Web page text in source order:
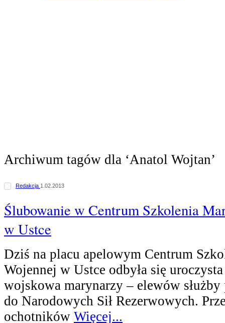
Archiwum tagów dla ‘Anatol Wojtan’
Redakcja 1.02.2013
Ślubowanie w Centrum Szkolenia
w Ustce
Dziś na placu apelowym Centrum
Wojennej w Ustce odbyła się
wojskowa marynarzy – elewów
do Narodowych Sił Rezerwowych.
ochotników Więcej...